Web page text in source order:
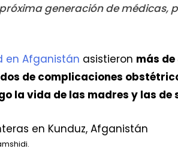
generación de médicas,
en Afganistán asistieron más
de complicaciones
la vida de las madres y las de